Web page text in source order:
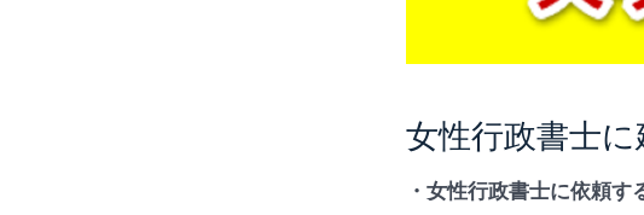
女性行政書士
・女性行政書士に依頼